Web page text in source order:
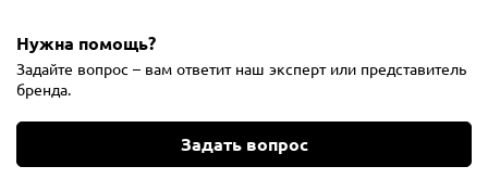
Нужна помощь?
Задайте вопрос – вам ответит наш эксперт или представитель
бренда.
Задать вопрос